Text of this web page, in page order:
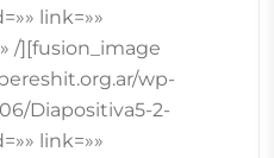
link=»»
/][fusion_image
wp-
Diapositiva5-2-
link=»»